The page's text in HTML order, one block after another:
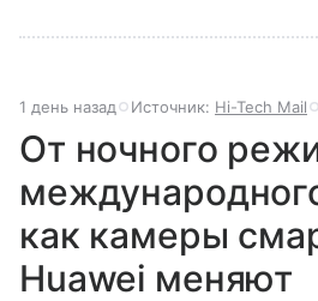
1 день назад Источник: Hi-Tech Mail
От ночного
как камеры
Huawei меняют